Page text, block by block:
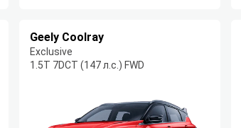
Geely Coolray
Exclusive
1.5T 7DCT (147 л.с.) FWD